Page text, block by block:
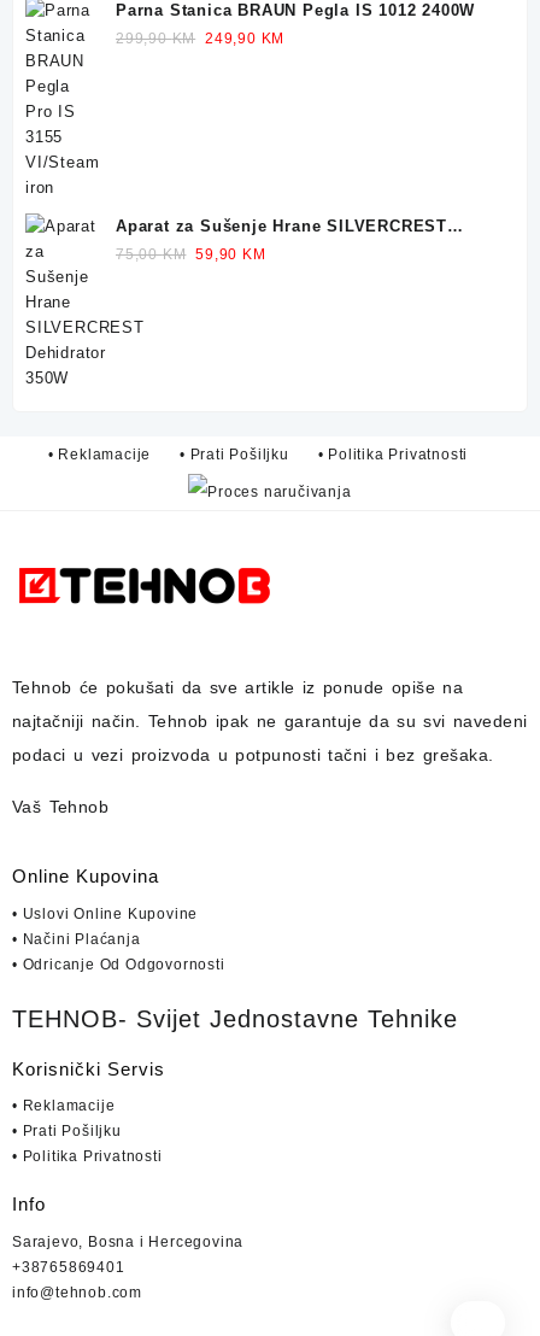
Parna Stanica BRAUN Pegla IS 1012 2400W
299,90KM Original
249,90 KM
Aparat za Sušenje Hrane SILVERCREST
Dehidrator 350W
75,00KM Original
59,90 KM
• Reklamacije • Prati Pošiljku • Politika Privatnosti
Tehnob će pokušati da sve artikle iz ponude opiše na
najtačniji način. Tehnob ipak ne garantuje da su svi navedeni
podaci u vezi proizvoda u potpunosti tačni i bez grešaka.
Vaš Tehnob
Online Kupovina
• Uslovi Online Kupovine
• Načini Plaćanja
• Odricanje Od Odgovornosti
TEHNOB- Svijet Jednostavne Tehnike
Korisnički Servis
• Reklamacije
• Prati Pošiljku
• Politika Privatnosti
Info
Sarajevo, Bosna i Hercegovina
+38765869401
info@tehnob.com